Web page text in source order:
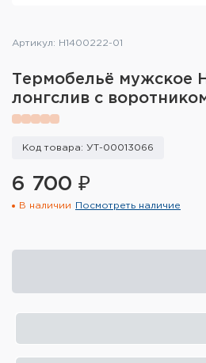
Кобуры и системы
снаряжения
Сумки и рюкзаки
Артикул: H1400222-01
Термобельё мужское
лонгслив с
Код товара: УТ-00013066
6 700 ₽
В наличии Посмотреть наличие